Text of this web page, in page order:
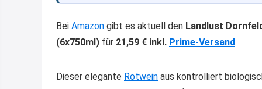
Bei Amazon gibt es aktuell den Landlust
(6x750ml) für 21,59 € inkl. Prime-Versand.
Dieser elegante Rotwein aus kontrolliert